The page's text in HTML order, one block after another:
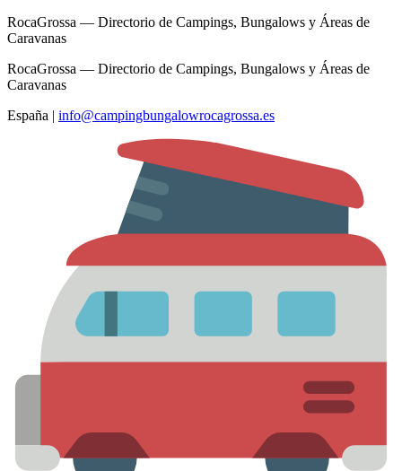
RocaGrossa — Directorio de Campings, Bungalows y Áreas de
Caravanas
RocaGrossa — Directorio de Campings, Bungalows y Áreas de
Caravanas
España | info@campingbungalowrocagrossa.es